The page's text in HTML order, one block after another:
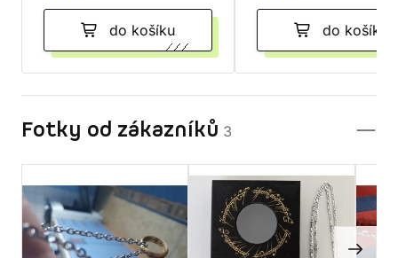
do košíku do košíku
Fotky od zákazníků 3